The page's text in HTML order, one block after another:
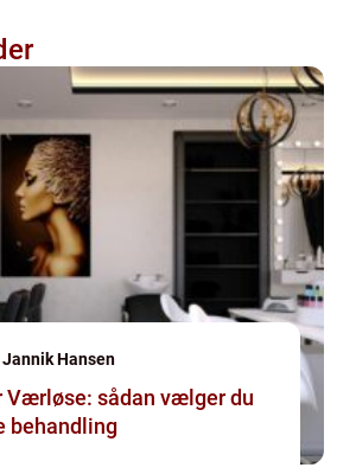
Jannik Hansen
Værløse: sådan vælger du
behandling